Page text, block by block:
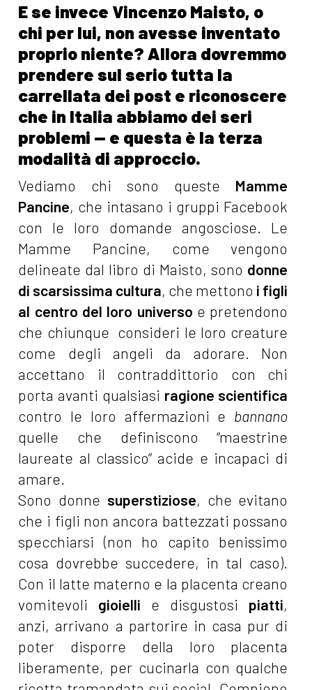
E se invece Vincenzo Maisto, o
chi per lui, non avesse inventato
proprio niente? Allora dovremmo
prendere sul serio tutta la
carrellata dei post e riconoscere
che in Italia abbiamo dei seri
problemi — e questa è la terza
modalità di approccio.
Vediamo chi sono queste Mamme
Pancine, che intasano i gruppi Facebook
con le loro domande angosciose. Le
Mamme Pancine, come vengono
delineate dal libro di Maisto, sono donne
di scarsissima cultura, che mettono i figli
al centro del loro universo e pretendono
che chiunque consideri le loro creature
come degli angeli da adorare. Non
accettano il contraddittorio con chi
porta avanti qualsiasi ragione scientifica
contro le loro affermazioni e bannano
quelle che definiscono “maestrine
laureate al classico” acide e incapaci di
amare.
Sono donne superstiziose, che evitano
che i figli non ancora battezzati possano
specchiarsi (non ho capito benissimo
cosa dovrebbe succedere, in tal caso).
Con il latte materno e la placenta creano
vomitevoli gioielli e disgustosi piatti,
anzi, arrivano a partorire in casa pur di
poter disporre della loro placenta
liberamente, per cucinarla con qualche